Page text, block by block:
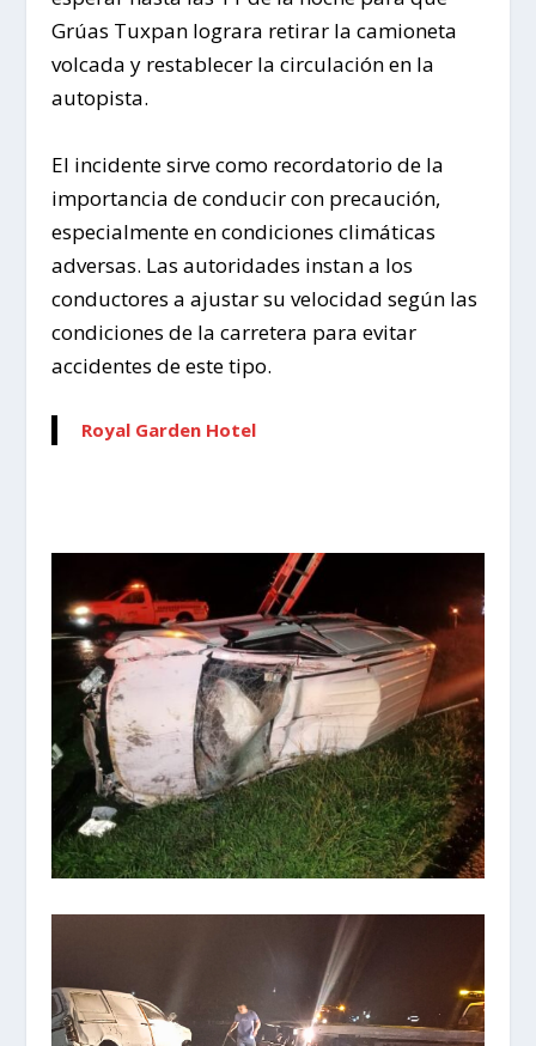
Grúas Tuxpan lograra retirar la camioneta
volcada y restablecer la circulación en la
autopista.
El incidente sirve como recordatorio de la
importancia de conducir con precaución,
especialmente en condiciones climáticas
adversas. Las autoridades instan a los
conductores a ajustar su velocidad según las
condiciones de la carretera para evitar
accidentes de este tipo.
Royal Garden Hotel